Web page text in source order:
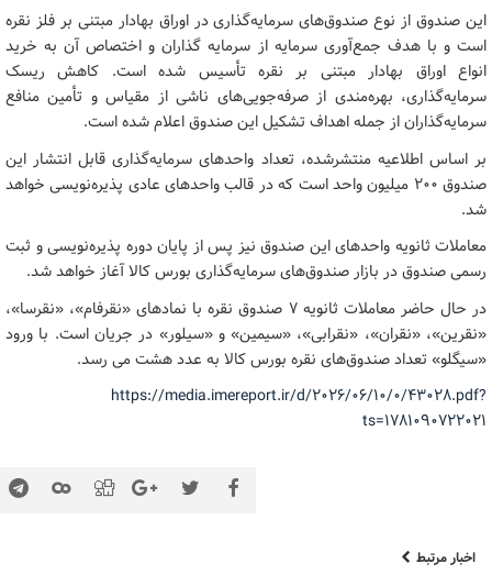
این صندوق از نوع صندوق‌های سرمایه‌گذاری در اوراق بهادار مبتنی بر فلز نقره
است و با هدف جمع‌آوری سرمایه از سرمایه گذاران و اختصاص آن به خرید
انواع اوراق بهادار مبتنی بر نقره تأسیس شده است. کاهش ریسک
سرمایه‌گذاری، بهره‌مندی از صرفه‌جویی‌های ناشی از مقیاس و تأمین منافع
سرمایه‌گذاران از جمله اهداف تشکیل این صندوق اعلام شده است.
بر اساس اطلاعیه منتشرشده، تعداد واحدهای سرمایه‌گذاری قابل انتشار این
صندوق ۲۰۰ میلیون واحد است که در قالب واحدهای عادی پذیره‌نویسی خواهد
شد.
معاملات ثانویه واحدهای این صندوق نیز پس از پایان دوره پذیره‌نویسی و ثبت
رسمی صندوق در بازار صندوق‌های سرمایه‌گذاری بورس کالا آغاز خواهد شد.
در حال حاضر معاملات ثانویه ۷ صندوق نقره با نمادهای «نقرفام»، «نقرسا»،
«نقرین»، «نقران»، «نقرابی»، «سیمین» و «سیلور» در جریان است. با ورود
«سیگلو» تعداد صندوق‌های نقره بورس کالا به عدد هشت می رسد.
https://media.imereport.ir/d/۲۰۲۶/۰۶/۱۰/۰/۴۳۰۲۸.pdf?
ts=۱۷۸۱۰۹۰۷۲۲۰۲۱
اخبار مرتبط